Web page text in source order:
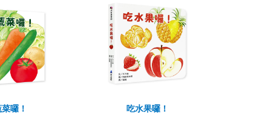
囉！ 吃水果囉！